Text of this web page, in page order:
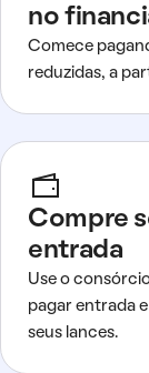
no
Comece
reduzidas, a
Compre
entrada
Use o
pagar entrada
seus lances.